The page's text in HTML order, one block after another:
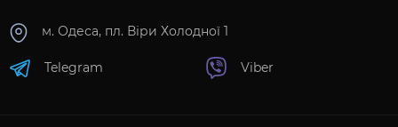
м. Одеса, пл. Віри Холодної 1
Telegram Viber